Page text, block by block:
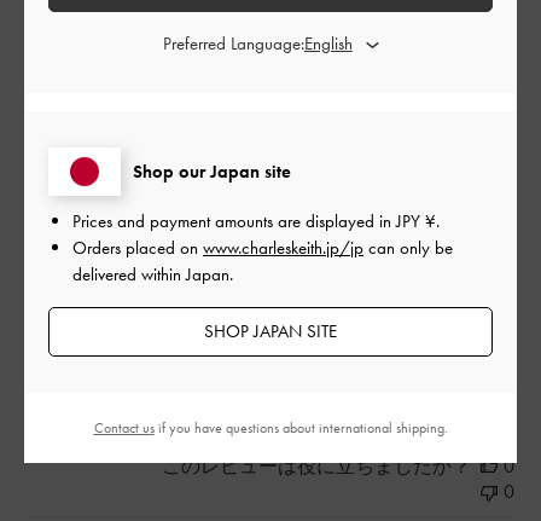
デザイン
良かった
品質
良かった
このレビューは役に立ちましたか？
0
0
Shop our Japan site
Prices and payment amounts are displayed inJPY ¥.
Orders placed on www.charleskeith.jp/jp can only be
delivered within Japan.
SHOP JAPAN SITE
Preferred Language:
Contact usif you have questions about international shipping.